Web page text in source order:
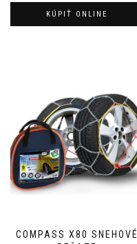
KÚPIŤ ONLINE
COMPASS X80 SNEHOVÉ